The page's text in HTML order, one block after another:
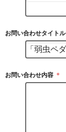
お問い合わせタイトル
お問い合わせ内容 ＊